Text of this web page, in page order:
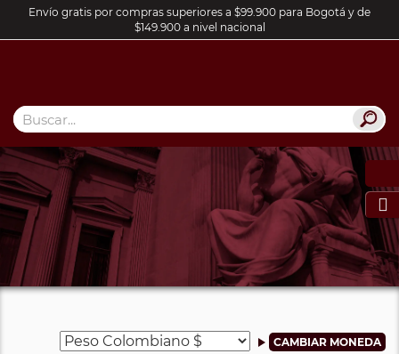
Envío gratis por compras superiores a $99.900 para Bogotá y de
$149.900 a nivel nacional
